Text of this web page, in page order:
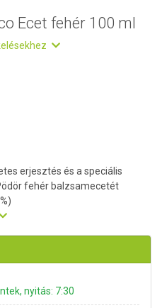
Ecet fehér 100 ml
erjesztés és a speciális
fehér balzsamecetét
nyitás: 7:30